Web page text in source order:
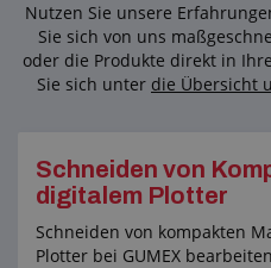
Nutzen Sie unsere
Sie sich von uns
oder die Produkte direkt in
Sie sich unter die Übersicht
Schneiden von
digitalem Plotter
Schneiden von kompakten
Plotter bei GUMEX